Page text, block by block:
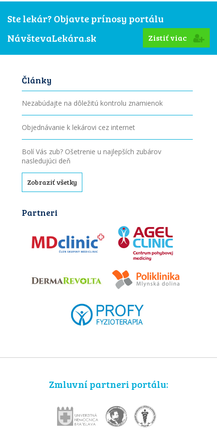
Ste lekár? Objavte prínosy portálu
NávštevaLekára.sk
Zistiť viac
Články
Nezabúdajte na dôležitú kontrolu znamienok
Objednávanie k lekárovi cez internet
Bolí Vás zub? Ošetrenie u najlepších zubárov
nasledujúci deň
Zobraziť všetky
Partneri
Zmluvní partneri portálu: